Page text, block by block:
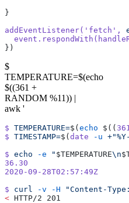
}
addEventListener( 'fetch' ,
})
$
TEMPERATURE=$(echo
$((361 +
RANDOM %11)) |
awk '
$ TEMPERATURE=$(echo $(( 361
$ TIMESTAMP=$(date -u
$ echo -e " $TEMPERATURE\n
36.30
2020-09-28T02:57:49Z
$ curl -v -H "Content-
< HTTP/2 201